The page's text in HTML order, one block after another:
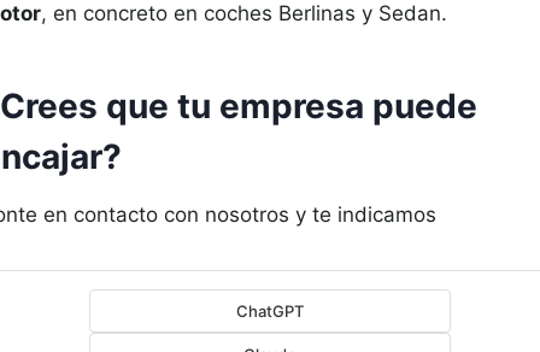
, en concreto en coches Berlinas y Sedan.
que tu empresa puede
en contacto con nosotros y te indicamos
ChatGPT